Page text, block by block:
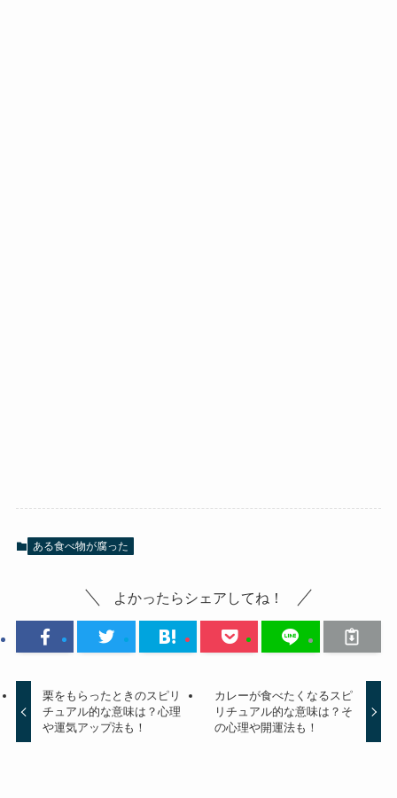
ある食べ物が腐った
よかったらシェアしてね！
栗をもらったときのスピリ
チュアル的な意味は？心理
や運気アップ法も！
カレーが食べたくなるスピ
リチュアル的な意味は？そ
の心理や開運法も！